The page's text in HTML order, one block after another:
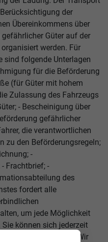
der
Übereinkommens über
Güter auf der
werden. Für
sind folgende Unterlagen
für die Beförderung
(für Güter mit hohem
Zulassung des Fahrzeugs
- Bescheinigung über
gefährlicher
die verantwortlichen
zu den Beförderungsregeln;
-
Frachtbrief; -
des
fordert alle
um jede Möglichkeit
können sich jederzeit
beraten lassen! Wir